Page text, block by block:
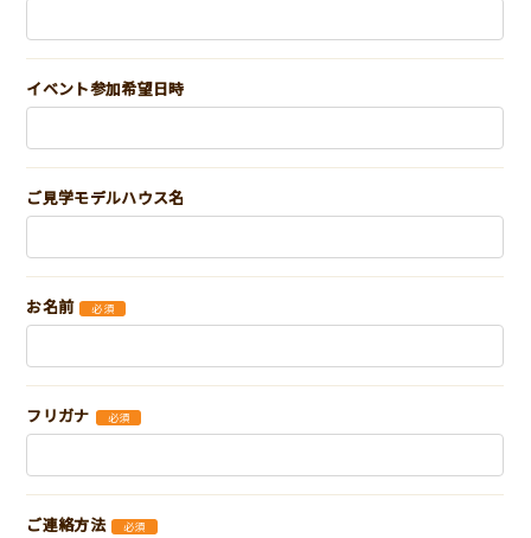
イベント参加希望日時
ご見学モデルハウス名
お名前 必須
フリガナ 必須
ご連絡方法 必須